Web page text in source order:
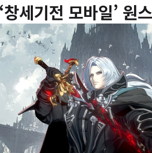
창세기전 모바일’ 원